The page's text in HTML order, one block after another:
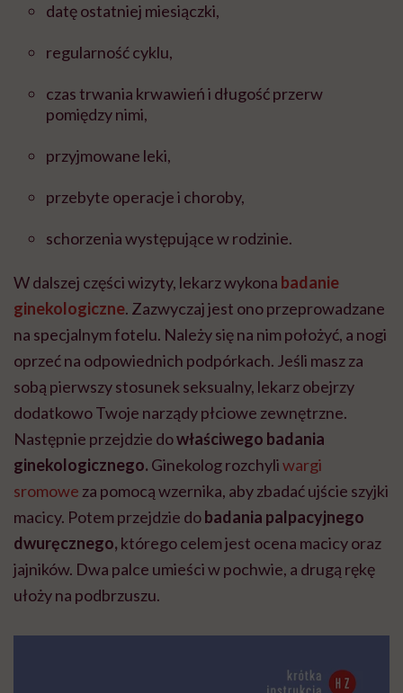
datę ostatniej miesiączki,
regularność cyklu,
czas trwania krwawień i długość przerw
pomiędzy nimi,
przyjmowane leki,
przebyte operacje i choroby,
schorzenia występujące w rodzinie.
W dalszej części wizyty, lekarz wykona badanie
ginekologiczne. Zazwyczaj jest ono przeprowadzane
na specjalnym fotelu. Należy się na nim położyć, a nogi
oprzeć na odpowiednich podpórkach. Jeśli masz za
sobą pierwszy stosunek seksualny, lekarz obejrzy
dodatkowo Twoje narządy płciowe zewnętrzne.
Następnie przejdzie dowłaściwego badania
ginekologicznego. Ginekologrozchyliwargi
sromowe za pomocą wzernika, aby zbadać ujście szyjki
macicy. Potem przejdzie dobadania palpacyjnego
dwuręcznego, którego celem jest ocena macicy oraz
jajników. Dwa palce umieści w pochwie, a drugą rękę
ułoży na podbrzuszu.